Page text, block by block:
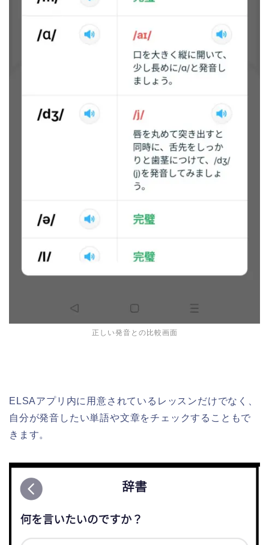
正しい発音との比較画面
ELSAアプリ内に用意されているレッスンだけでなく、
自分が発音したい単語や文章をチェックすることもで
きます。